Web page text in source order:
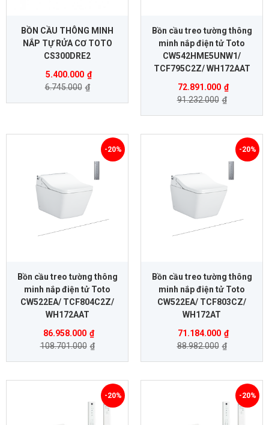
BỒN CẦU THÔNG MINH
NẮP TỰ RỬA CƠ TOTO
CS300DRE2
5.400.000 ₫
6.745.000 ₫
Bồn cầu treo tường thông
minh nắp điện tử Toto
CW542HME5UNW1/
TCF795C2Z/ WH172AAT
72.891.000 ₫
91.232.000 ₫
Bồn cầu treo tường thông
minh nắp điện tử Toto
CW522EA/ TCF804C2Z/
WH172AAT
86.958.000 ₫
108.701.000 ₫
-20%
Bồn cầu treo tường thông
minh nắp điện tử Toto
CW522EA/ TCF803CZ/
WH172AT
71.184.000 ₫
88.982.000 ₫
-20%
-20% -20%